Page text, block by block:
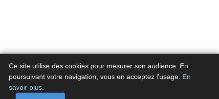
A propos
Ce site utilise des cookies pour mesurer son audience. En
poursuivant votre navigation, vous en acceptez l'usage. En
savoir plus